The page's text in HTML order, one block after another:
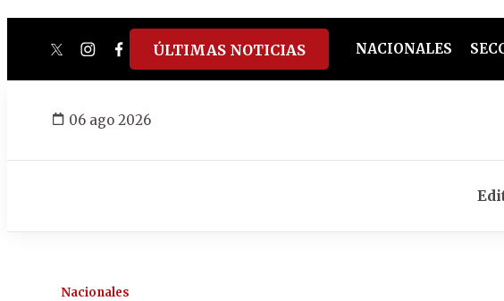
twitterinstagram
facebook
tiktokyoutube
spotify
ÚLTIMAS NOTICIAS NACIONALES
06 ago 2026
Nacionales